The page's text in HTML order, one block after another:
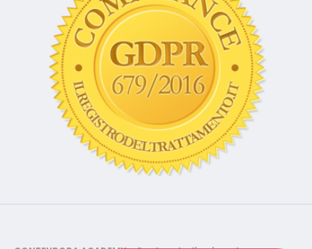
CONFEUROPA ACADEMY - Centro studi e ricerche
Via Copernico 15, Cinisello Balsamo (MI) - C.F. 91145030150 -
02-87.36.78.56